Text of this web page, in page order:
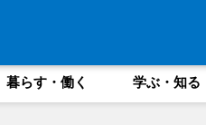
暮らす・働く 学ぶ・知る